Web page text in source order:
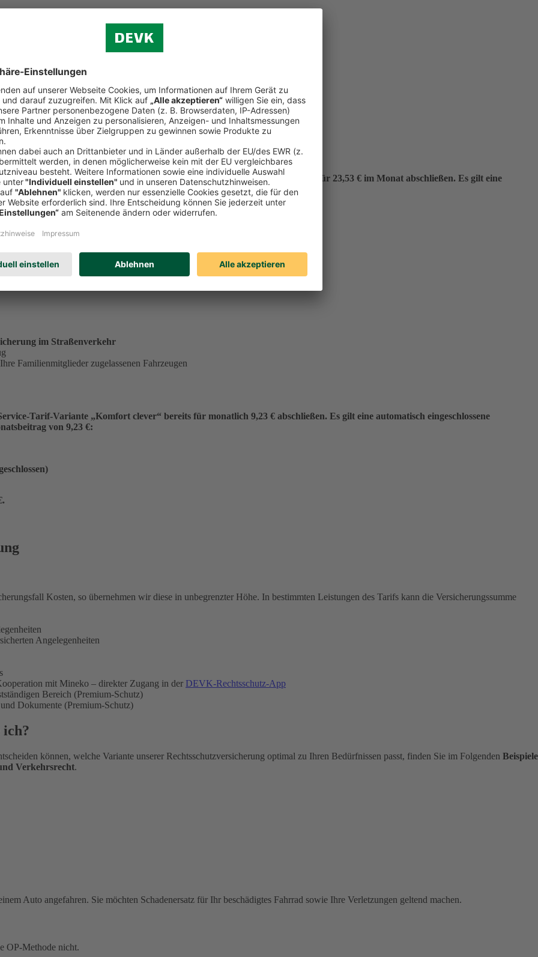
von 331,40 €.
(ohne Verkehr)
Reiserecht
Bereich (Premium-Schutz)
tätiger Single in der Service-Tarif-Variante „Komfort clever“ bereits für 23,53 € im Monat abschließen. Es gilt eine
für einen Monatsbeitrag von 23,53 €:
.
im Straßenverkehr
Familienmitglieder zugelassenen Fahrzeugen
Tarif-Variante „Komfort clever“ bereits für monatlich 9,23 € abschließen. Es gilt eine automatisch eingeschlossene
von 9,23 €:
.
Kosten, so übernehmen wir diese in unbegrenzter Höhe. In bestimmten Leistungen des Tarifs kann die Versicherungssumme
Angelegenheiten
mit Mineko – direkter Zugang in der DEVK-Rechtsschutz-App
Bereich (Premium-Schutz)
Dokumente (Premium-Schutz)
ich?
können, welche Variante unserer Rechtsschutzversicherung optimal zu Ihren Bedürfnissen passt, finden Sie im Folgenden Beispiele
Verkehrsrecht.
Auto angefahren. Sie möchten Schadenersatz für Ihr beschädigtes Fahrrad sowie Ihre Verletzungen geltend machen.
OP-Methode nicht.